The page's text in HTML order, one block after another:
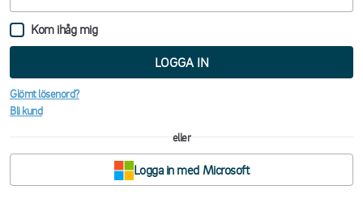
Kom ihåg mig
LOGGA IN
Glömt lösenord?
Bli kund
eller
Logga in med Microsoft